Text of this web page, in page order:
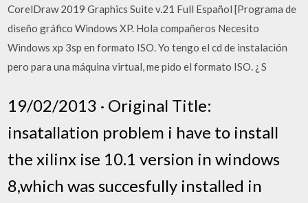
CorelDraw 2019 Graphics Suite v.21 Full Español [Programa de
diseño gráfico Windows XP. Hola compañeros Necesito
Windows xp 3sp en formato ISO. Yo tengo el cd de instalación
pero para una máquina virtual, me pido el formato ISO. ¿ S
19/02/2013 · Original Title:
insatallation problem i have to install
the xilinx ise 10.1 version in windows
8,which was succesfully installed in